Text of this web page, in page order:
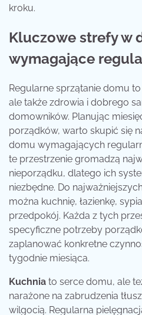
kroku.
Kluczowe strefy w
wymagające
Regularne sprzątanie domu
ale także zdrowia i dobrego
domowników. Planując
porządków, warto skupić się
domu wymagających
te przestrzenie gromadzą
nieporządku, dlatego ich
niezbędne. Do
można kuchnię, łazienkę,
przedpokój. Każda z tych
specyficzne potrzeby
zaplanować konkretne
tygodnie miesiąca.
Kuchnia to serce domu, ale
narażone na zabrudzenia
wilgocią. Regularna